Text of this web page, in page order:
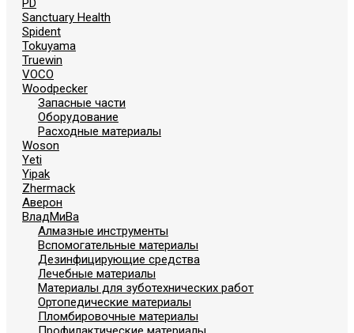
PD
Sanctuary Health
Spident
Tokuyama
Truewin
VOCO
Woodpecker
Запасные части
Оборудование
Расходные материалы
Woson
Yeti
Yipak
Zhermack
Аверон
ВладМиВа
Алмазные инструменты
Вспомогательные материалы
Дезинфицирующие средства
Лечебные материалы
Материалы для зуботехнических работ
Ортопедические материалы
Пломбировочные материалы